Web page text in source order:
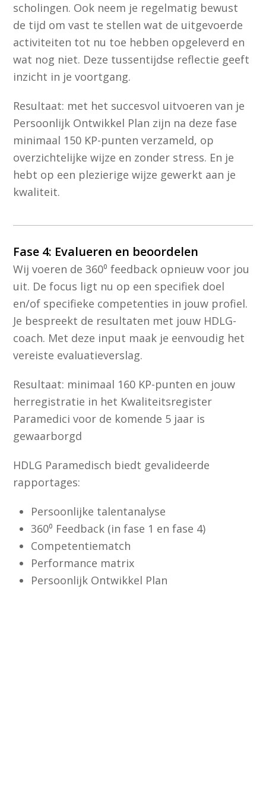
scholingen. Ook neem je regelmatig bewust
de tijd om vast te stellen wat de uitgevoerde
activiteiten tot nu toe hebben opgeleverd en
wat nog niet. Deze tussentijdse reflectie geeft
inzicht in je voortgang.
Resultaat: met het succesvol uitvoeren van je
Persoonlijk Ontwikkel Plan zijn na deze fase
minimaal 150 KP-punten verzameld, op
overzichtelijke wijze en zonder stress. En je
hebt op een plezierige wijze gewerkt aan je
kwaliteit.
Fase 4: Evalueren en beoordelen
Wij voeren de 360⁰ feedback opnieuw voor jou
uit. De focus ligt nu op een specifiek doel
en/of specifieke competenties in jouw profiel.
Je bespreekt de resultaten met jouw HDLG-
coach. Met deze input maak je eenvoudig het
vereiste evaluatieverslag.
Resultaat: minimaal 160 KP-punten en jouw
herregistratie in het Kwaliteitsregister
Paramedici voor de komende 5 jaar is
gewaarborgd
HDLG Paramedisch biedt gevalideerde
rapportages:
Persoonlijke talentanalyse
360⁰ Feedback (in fase 1 en fase 4)
Competentiematch
Performance matrix
Persoonlijk Ontwikkel Plan